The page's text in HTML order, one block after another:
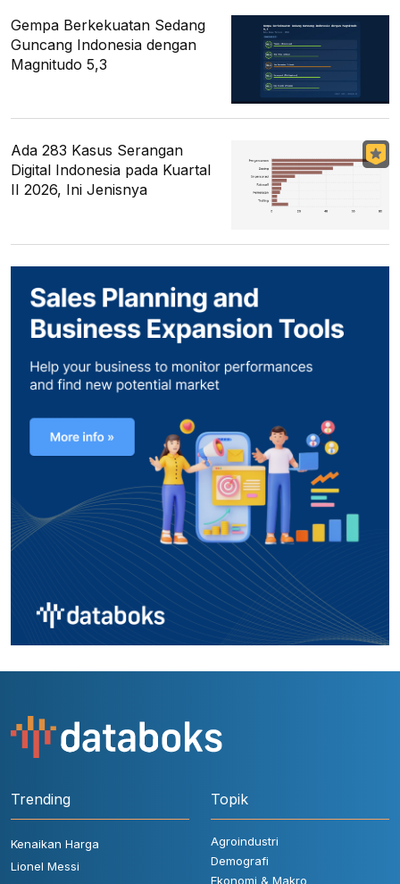
Gempa Berkekuatan Sedang
Guncang Indonesia dengan
Magnitudo 5,3
Ada 283 Kasus Serangan
Digital Indonesia pada Kuartal
II 2026, Ini Jenisnya
Trending
Kenaikan Harga
Lionel Messi
Topik
Agroindustri
Demografi
Ekonomi & Makro